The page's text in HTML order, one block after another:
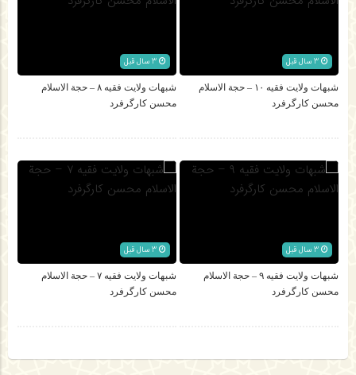
3 سال قبل
شبهات ولایت فقیه ۱۰ – حجة الاسلام
محسن کارگرفرد
شبهات ولایت فقیه ۸ – حجة الاسلام
محسن کارگرفرد
3 سال قبل
شبهات ولایت فقیه ۹ – حجة الاسلام
محسن کارگرفرد
شبهات ولایت فقیه ۷ – حجة الاسلام
محسن کارگرفرد